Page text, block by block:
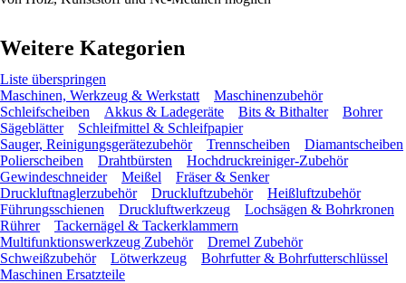
Weitere Kategorien
Liste überspringen
Maschinen, Werkzeug & Werkstatt
Maschinenzubehör
Schleifscheiben
Akkus & Ladegeräte Bits & Bithalter
Bohrer
Sägeblätter
Schleifmittel & Schleifpapier
Sauger, Reinigungsgerätezubehör
Trennscheiben
Diamantscheiben
Polierscheiben
Drahtbürsten
Hochdruckreiniger-Zubehör
Gewindeschneider
Meißel
Fräser & Senker
Druckluftnaglerzubehör
Druckluftzubehör
Heißluftzubehör
Führungsschienen
Druckluftwerkzeug
Lochsägen & Bohrkronen
Rührer
Tackernägel & Tackerklammern
Multifunktionswerkzeug Zubehör
Dremel Zubehör
Schweißzubehör
Lötwerkzeug
Bohrfutter & Bohrfutterschlüssel
Maschinen Ersatzteile